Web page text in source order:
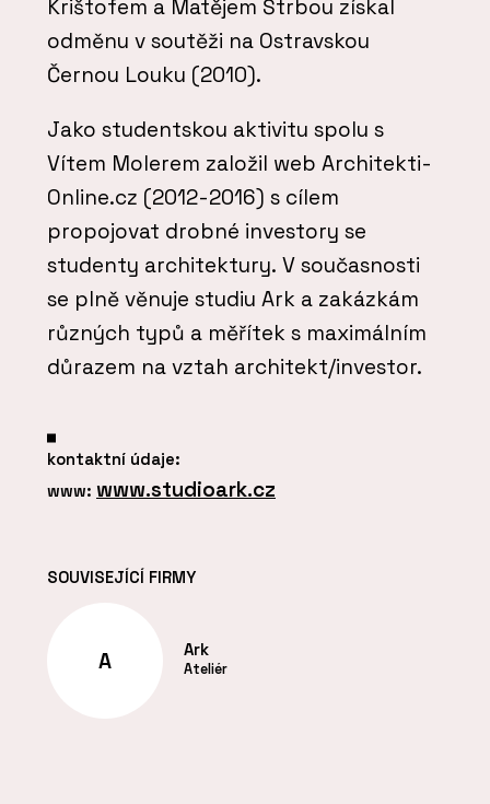
Krištofem a Matějem Štrbou získal
odměnu v soutěži na Ostravskou
Černou Louku (2010).
Jako studentskou aktivitu spolu s
Vítem Molerem založil web Architekti-
Online.cz (2012-2016) s cílem
propojovat drobné investory se
studenty architektury. V současnosti
se plně věnuje studiu Ark a zakázkám
různých typů a měřítek s maximálním
důrazem na vztah architekt/investor.
kontaktní údaje:
www: www.studioark.cz
SOUVISEJÍCÍ FIRMY
A Ark
Ateliér